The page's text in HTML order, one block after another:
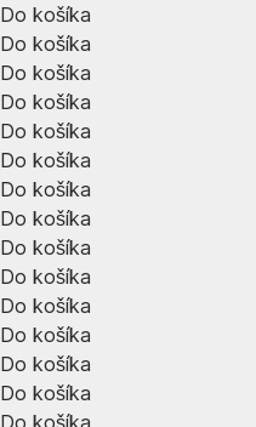
Do košíka
Do košíka
Do košíka
Do košíka
Do košíka
Do košíka
Do košíka
Do košíka
Do košíka
Do košíka
Do košíka
Do košíka
Do košíka
Do košíka
Do košíka